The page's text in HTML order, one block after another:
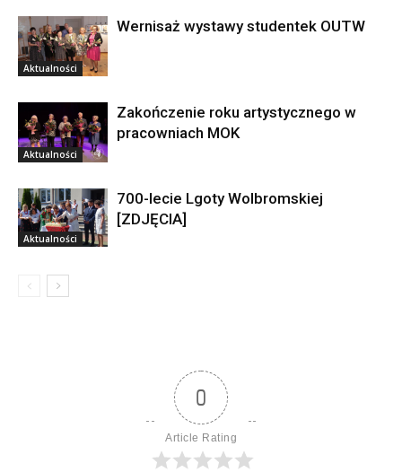
Aktualności
Wernisaż wystawy studentek OUTW
Aktualności
Zakończenie roku artystycznego w
pracowniach MOK
Aktualności
700-lecie Lgoty Wolbromskiej
[ZDJĘCIA]
0
Article Rating